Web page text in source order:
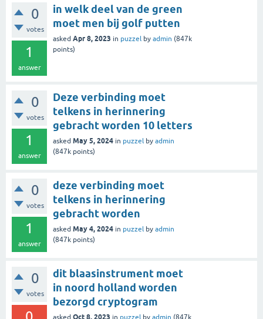
0
votes
1
answer
in welk deel van de green
moet men bij golf putten
asked Apr 8, 2023 in puzzel by admin (847k
points)
0
votes
1
answer
Deze verbinding moet
telkens in herinnering
gebracht worden 10 letters
asked May 5, 2024 in puzzel by admin
(847k points)
0
votes
1
answer
deze verbinding moet
telkens in herinnering
gebracht worden
asked May 4, 2024 in puzzel by admin
(847k points)
0
votes
dit blaasinstrument moet
in noord holland worden
bezorgd cryptogram
asked Oct 8, 2023 in puzzel by admin (847k